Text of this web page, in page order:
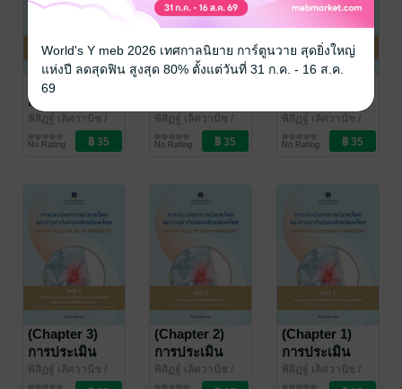
(Chapter 6)
การประเมิน
อาการปวด
สะโพกและการ
ผ่าตัดส่องกล้อง
พิสิฏฐ์ เลิศวานิช /
สำนักพิมพ์ศิริราช
No Rating
อาการปวด
สะโพกและการ
ผ่าตัดส่องกล้อง
พิสิฏฐ์ เลิศวานิช /
สำนักพิมพ์ศิริราช
No Rating
อาการปวด
สะโพกและการ
ผ่าตัดส่องกล้อง
พิสิฏฐ์ เลิศวานิช /
สำนักพิมพ์ศิริราช
No Rating
(Chapter 3)
การประเมิน
อาการปวด
พิสิฏฐ์ เลิศวานิช /
สำนักพิมพ์ศิริราช
(Chapter 2)
การประเมิน
อาการปวด
พิสิฏฐ์ เลิศวานิช /
สำนักพิมพ์ศิริราช
(Chapter 1)
การประเมิน
อาการปวด
พิสิฏฐ์ เลิศวานิช /
สำนักพิมพ์ศิริราช
World's Y meb 2026 เทศกาลนิยาย การ์ตูนวาย สุดยิ่งใหญ่
แห่งปี ลดสุดฟิน สูงสุด 80% ตั้งแต่วันที่ 31 ก.ค. - 16 ส.ค.
69